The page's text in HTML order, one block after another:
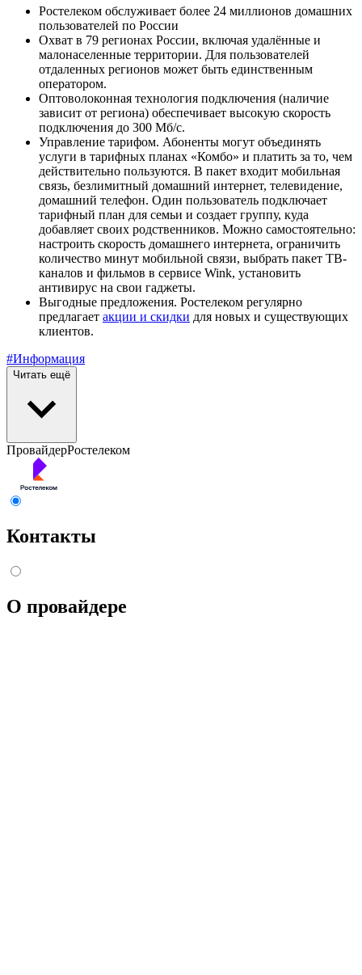
Ростелеком обслуживает более 24 миллионов домашних
пользователей по России
Охват в 79 регионах России, включая удалённые и
малонаселенные территории. Для пользователей
отдаленных регионов может быть единственным
оператором.
Оптоволоконная технология подключения (наличие
зависит от региона) обеспечивает высокую скорость
подключения до 300 Мб/с.
Управление тарифом. Абоненты могут объединять
услуги в тарифных планах «Комбо» и платить за то, чем
действительно пользуются. В пакет входит мобильная
связь, безлимитный домашний интернет, телевидение,
домашний телефон. Один пользователь подключает
тарифный план для семьи и создает группу, куда
добавляет своих родственников. Можно самостоятельно:
настроить скорость домашнего интернета, ограничить
количество минут мобильной связи, выбрать пакет ТВ-
каналов и фильмов в сервисе Wink, установить
антивирус на свои гаджеты.
Выгодные предложения. Ростелеком регулярно
предлагает акции и скидки для новых и существующих
клиентов.
#Информация
Читать ещё
ПровайдерРостелеком
Контакты
О провайдере